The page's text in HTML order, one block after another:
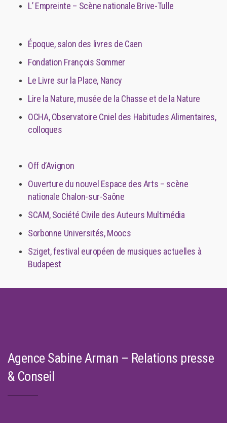
L’ Empreinte – Scène nationale Brive-Tulle
Époque, salon des livres de Caen
Fondation François Sommer
Le Livre sur la Place, Nancy
Lire la Nature, musée de la Chasse et de la Nature
OCHA, Observatoire Cniel des Habitudes Alimentaires,
colloques
Off d’Avignon
Ouverture du nouvel Espace des Arts – scène
nationale Chalon-sur-Saône
SCAM, Société Civile des Auteurs Multimédia
Sorbonne Universités, Moocs
Sziget, festival européen de musiques actuelles à
Budapest
Agence Sabine Arman – Relations presse
& Conseil